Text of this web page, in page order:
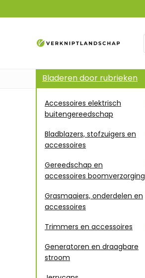
Bladeren door rubrieken
Accessoires elektrisch
buitengereedschap
Bladblazers, stofzuigers en
accessoires
Gereedschap en
accessoires boomverzorging
Grasmaaiers, onderdelen en
accessoires
Trimmers en accessoires
Generatoren en draagbare
stroom